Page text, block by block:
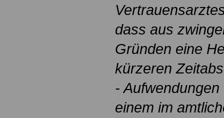
dass aus
Gründen eine
kürzeren
-
einem im